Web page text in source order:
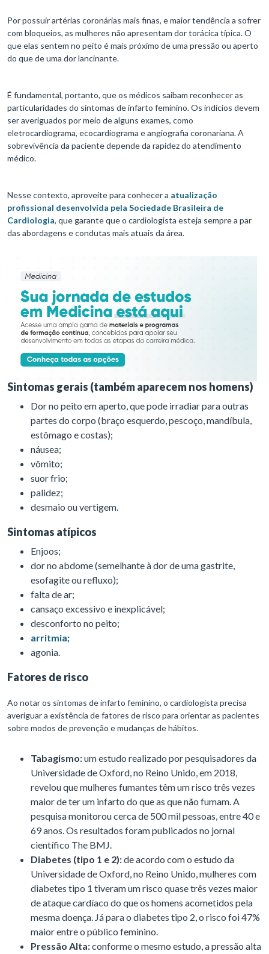
Por possuir artérias coronárias mais finas, e maior tendência a sofrer
com bloqueios, as mulheres não apresentam dor torácica típica. O
que elas sentem no peito é mais próximo de uma pressão ou aperto
do que de uma dor lancinante.
É fundamental, portanto, que os médicos saibam reconhecer as
particularidades do sintomas de infarto feminino. Os indícios devem
ser averiguados por meio de alguns exames, como
eletrocardiograma, ecocardiograma e angiografia coronariana. A
sobrevivência da paciente depende da rapidez do atendimento
médico.
Nesse contexto, aproveite para conhecer a atualização
profissional desenvolvida pela Sociedade Brasileira de
Cardiologia, que garante que o cardiologista esteja sempre a par
das abordagens e condutas mais atuais da área.
Sintomas gerais (também aparecem nos homens)
Dor no peito em aperto, que pode irradiar para outras
partes do corpo (braço esquerdo, pescoço, mandíbula,
estômago e costas);
náusea;
vômito;
suor frio;
palidez;
desmaio ou vertigem.
Sintomas atípicos
Enjoos;
dor no abdome (semelhante à dor de uma gastrite,
esofagite ou refluxo);
falta de ar;
cansaço excessivo e inexplicável;
desconforto no peito;
arritmia;
agonia.
Fatores de risco
Ao notar os sintomas de infarto feminino, o cardiologista precisa
averiguar a existência de fatores de risco para orientar as pacientes
sobre modos de prevenção e mudanças de hábitos.
Tabagismo:um estudo realizado por pesquisadores da
Universidade de Oxford, no Reino Unido, em 2018,
revelou que mulheres fumantes têm um risco três vezes
maior de ter um infarto do que as que não fumam. A
pesquisa monitorou cerca de 500 mil pessoas, entre 40 e
69 anos. Os resultados foram publicados no jornal
científico The BMJ.
Diabetes (tipo 1 e 2):de acordo com o estudo da
Universidade de Oxford, no Reino Unido, mulheres com
diabetes tipo 1 tiveram um risco quase três vezes maior
de ataque cardíaco do que os homens acometidos pela
mesma doença. Já para o diabetes tipo 2, o risco foi 47%
maior entre o público feminino.
Pressão Alta:conforme o mesmo estudo, a pressão alta